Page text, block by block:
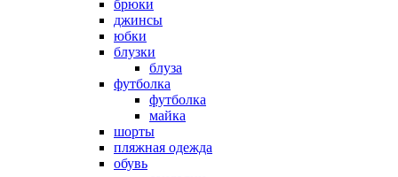
брюки
джинсы
юбки
блузки
блуза
футболка
футболка
майка
шорты
пляжная одежда
oбувь